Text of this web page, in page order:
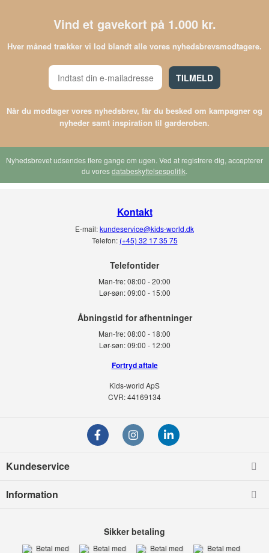
Vind et gavekort på 1.000 kr.
Hver måned trækker vi lod blandt alle vores nyhedsbrevsmodtagere.
TILMELD
Når du modtager vores nyhedsbrev, får du besked om kampagner og
nyheder samt inspiration til garderoben.
Nyhedsbrevet udsendes flere gange om ugen. Ved at registrere dig, accepterer
du voresdatabeskyttelsespolitik.
Kontakt
E-mail:kundeservice@kids-world.dk
Telefon: (+45) 32 17 35 75
Telefontider
Man-fre:08:00 - 20:00
Lør-søn: 09:00 - 15:00
Man-fre:08:00 - 18:00
Lør-søn:09:00 - 12:00
Fortryd aftale
Kids-world ApS
CVR: 44169134
Kundeservice
Information
Sikker betaling